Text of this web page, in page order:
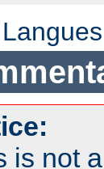
is not